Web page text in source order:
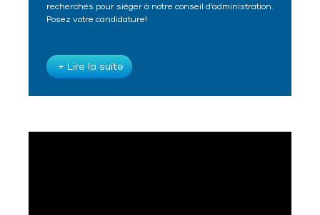
recherchés pour siéger à notre conseil d’administration.
Posez votre candidature!
+ Lire la suite